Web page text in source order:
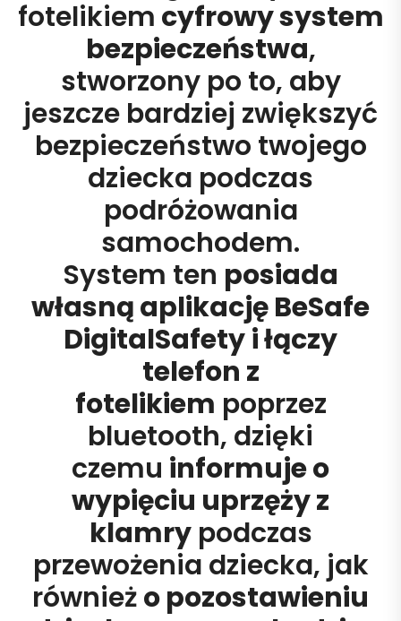
fotelikiem cyfrowy system
bezpieczeństwa,
stworzony po to, aby
jeszcze bardziej zwiększyć
bezpieczeństwo twojego
dziecka podczas
podróżowania
samochodem.
System ten posiada
własną aplikacjęBeSafe
DigitalSafetyi łączy
telefon z
fotelikiem poprzez
bluetooth, dzięki
czemu informuje o
wypięciu uprzęży z
klamrypodczas
przewożenia dziecka, jak
równieżo pozostawieniu